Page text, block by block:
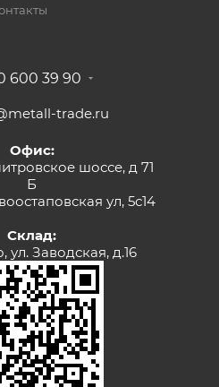
600 39 90
trade.ru
Офис:
шоссе, д 71
Б
ул, 5с14
Склад:
ул. Заводская, д.16